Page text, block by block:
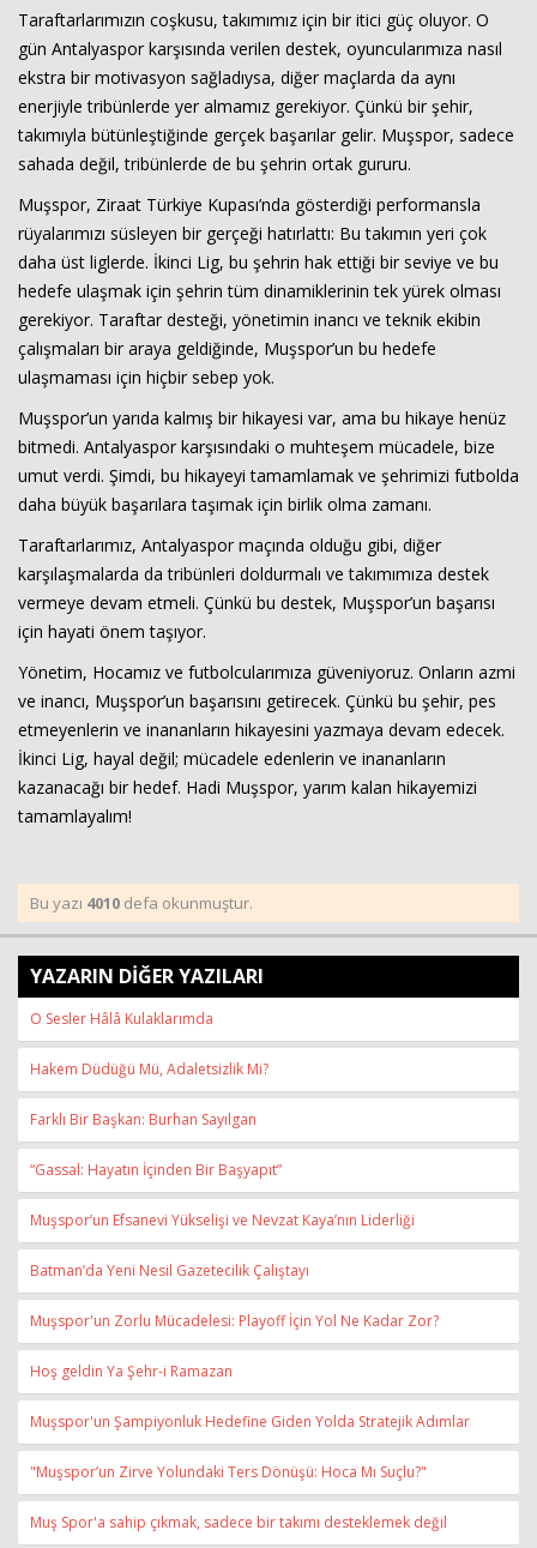
Taraftarlarımızın coşkusu, takımımız için bir itici güç oluyor. O
gün Antalyaspor karşısında verilen destek, oyuncularımıza nasıl
ekstra bir motivasyon sağladıysa, diğer maçlarda da aynı
enerjiyle tribünlerde yer almamız gerekiyor. Çünkü bir şehir,
takımıyla bütünleştiğinde gerçek başarılar gelir. Muşspor, sadece
sahada değil, tribünlerde de bu şehrin ortak gururu.
Muşspor, Ziraat Türkiye Kupası’nda gösterdiği performansla
rüyalarımızı süsleyen bir gerçeği hatırlattı: Bu takımın yeri çok
daha üst liglerde. İkinci Lig, bu şehrin hak ettiği bir seviye ve bu
hedefe ulaşmak için şehrin tüm dinamiklerinin tek yürek olması
gerekiyor. Taraftar desteği, yönetimin inancı ve teknik ekibin
çalışmaları bir araya geldiğinde, Muşspor’un bu hedefe
ulaşmaması için hiçbir sebep yok.
Muşspor’un yarıda kalmış bir hikayesi var, ama bu hikaye henüz
bitmedi. Antalyaspor karşısındaki o muhteşem mücadele, bize
umut verdi. Şimdi, bu hikayeyi tamamlamak ve şehrimizi futbolda
daha büyük başarılara taşımak için birlik olma zamanı.
Taraftarlarımız, Antalyaspor maçında olduğu gibi, diğer
karşılaşmalarda da tribünleri doldurmalı ve takımımıza destek
vermeye devam etmeli. Çünkü bu destek, Muşspor’un başarısı
için hayati önem taşıyor.
Yönetim, Hocamız ve futbolcularımıza güveniyoruz. Onların azmi
ve inancı, Muşspor’un başarısını getirecek. Çünkü bu şehir, pes
etmeyenlerin ve inananların hikayesini yazmaya devam edecek.
İkinci Lig, hayal değil; mücadele edenlerin ve inananların
kazanacağı bir hedef. Hadi Muşspor, yarım kalan hikayemizi
tamamlayalım!
Bu yazı 4010 defa okunmuştur.
YAZARIN DİĞER YAZILARI
O Sesler Hâlâ Kulaklarımda
Hakem Düdüğü Mü, Adaletsizlik Mi?
Farklı Bir Başkan: Burhan Sayılgan
“Gassal: Hayatın İçinden Bir Başyapıt”
Muşspor’un Efsanevi Yükselişi ve Nevzat Kaya’nın Liderliği
Batman’da Yeni Nesil Gazetecilik Çalıştayı
Muşspor'un Zorlu Mücadelesi: Playoff İçin Yol Ne Kadar Zor?
Hoş geldin Ya Şehr-i Ramazan
Muşspor'un Şampiyonluk Hedefine Giden Yolda Stratejik Adımlar
"Muşspor’un Zirve Yolundaki Ters Dönüşü: Hoca Mı Suçlu?"
Muş Spor'a sahip çıkmak, sadece bir takımı desteklemek değil